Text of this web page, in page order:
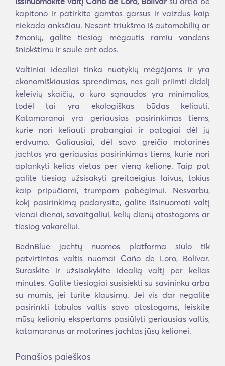
kapitono ir patirkite gamtos garsus ir vaizdus kaip
niekada anksčiau. Nesant triukšmo iš automobilių ar
žmonių, galite tiesiog mėgautis ramiu vandens
šniokštimu ir saule ant odos.
Valtiniai idealiai tinka nuotykių mėgėjams ir yra
ekonomiškiausias sprendimas, nes gali priimti didelį
keleivių skaičių, o kuro sąnaudos yra minimalios,
todėl tai yra ekologiškas būdas keliauti.
Katamaranai yra geriausias pasirinkimas tiems,
kurie nori keliauti prabangiai ir patogiai dėl jų
erdvumo. Galiausiai, dėl savo greičio motorinės
jachtos yra geriausias pasirinkimas tiems, kurie nori
aplankyti kelias vietas per vieną kelionę. Taip pat
galite tiesiog užsisakyti greitaeigius laivus, tokius
kaip pripučiami, trumpam pabėgimui. Nesvarbu,
kokį pasirinkimą padarysite, galite išsinuomoti valtį
vienai dienai, savaitgaliui, kelių dienų atostogoms ar
tiesiog vakarėliui.
BednBlue jachtų nuomos platforma siūlo tik
patvirtintas valtis nuomai Caño de Loro, Bolivar.
Suraskite ir užsisakykite idealią valtį per kelias
minutes. Galite tiesiogiai susisiekti su savininku arba
su mumis, jei turite klausimų. Jei vis dar negalite
pasirinkti tobulos valtis savo atostogoms, leiskite
mūsų kelionių ekspertams pasiūlyti geriausias valtis,
katamaranus ar motorines jachtas jūsų kelionei.
Panašios paieškos